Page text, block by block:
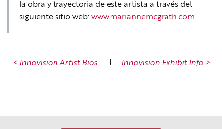
la obra y trayectoria de este artista a través del
siguiente sitio web: www.mariannemcgrath.com
< Innovision Artist Bios Innovision Exhibit Info >